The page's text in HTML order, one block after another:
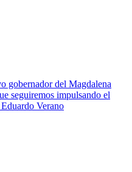
gobernador del Magdalena
seguiremos impulsando el
Verano